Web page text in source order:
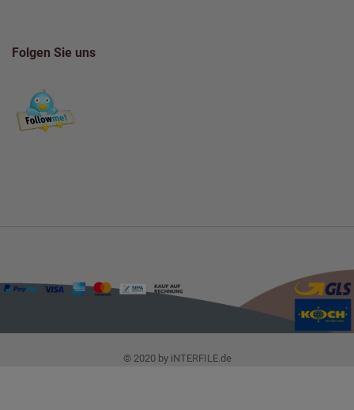
Folgen Sie uns
© 2020 by iNTERFILE.de